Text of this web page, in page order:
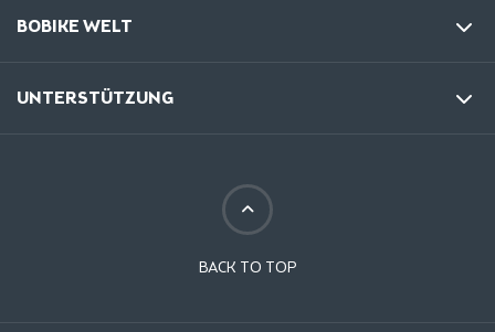
BOBIKE WELT
UNTERSTÜTZUNG
BACK TO TOP